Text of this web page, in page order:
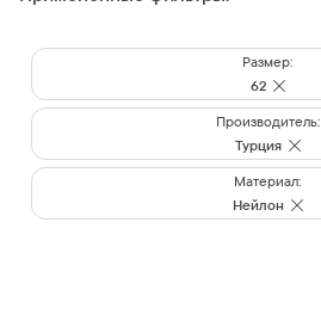
Размер:
62
Производитель:
Турция
Материал:
Нейлон